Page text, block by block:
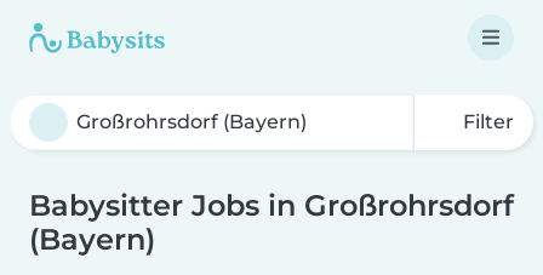
Filter
Babysitter Jobs in Großrohrsdorf
(Bayern)